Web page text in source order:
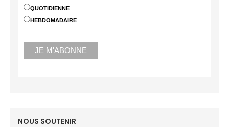
QUOTIDIENNE
HEBDOMADAIRE
NOUS SOUTENIR